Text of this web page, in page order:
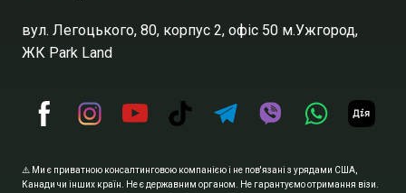
вул. Легоцького, 80, корпус 2, офіс 50 м.Ужгород,
ЖК Park Land
⚠️ Ми є приватною консалтинговою компанією і не пов'язані з урядами США,
Канади чи інших країн. Не є державним органом. Не гарантуємо отримання візи.